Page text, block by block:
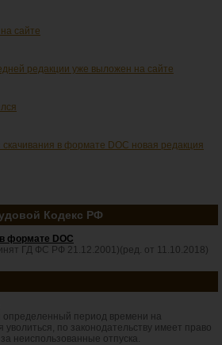
сайте
редакции уже выложен на сайте
в формате DOC новая редакция
Кодекс РФ
формате DOC
ГД ФС РФ 21.12.2001)(ред. от 11.10.2018)
период времени на
по законодательству имеет право
неиспользованные отпуска.